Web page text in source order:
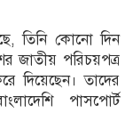
তিনি কোনো দিন
জাতীয় পরিচয়পত্র
দিয়েছেন। তাদের
পাসপোর্ট